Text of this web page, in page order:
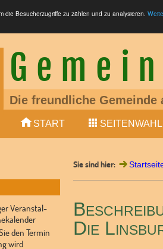
die Besucherzugriffe zu zählen und zu analysieren.
Die freundliche
Ein liebens- und
Mitglied der
LTE (4G, 5G), Glasfaser
Bundesstraße 6 (4-
10 min (Auto) von
Dorfladen und
START SEITENWAHL
Veranstal-
den Termin
wird
Sie sind hier:
Die